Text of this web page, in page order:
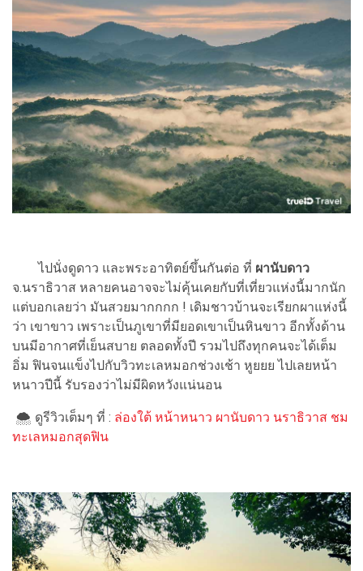
ไปนั่งดูดาว และพระอาทิตย์ขึ้นกันต่อ ที่ ผานับดาว
จ.นราธิวาส หลายคนอาจจะไม่คุ้นเคยกับที่เที่ยวแห่งนี้มากนัก
แต่บอกเลยว่า มันสวยมากกกก ! เดิมชาวบ้านจะเรียกผาแห่งนี้
ว่า เขาขาว เพราะเป็นภูเขาที่มียอดเขาเป็นหินขาว อีกทั้งด้าน
บนมีอากาศที่เย็นสบาย ตลอดทั้งปี รวมไปถึงทุกคนจะได้เต็ม
อิ่ม ฟินจนแข็งไปกับวิวทะเลหมอกช่วงเช้า หูยยย ไปเลยหน้า
หนาวปีนี้ รับรองว่าไม่มีผิดหวังแน่นอน
🌨 ดูรีวิวเต็มๆ ที่ : ล่องใต้ หน้าหนาว ผานับดาว นราธิวาส ชม
ทะเลหมอกสุดฟิน